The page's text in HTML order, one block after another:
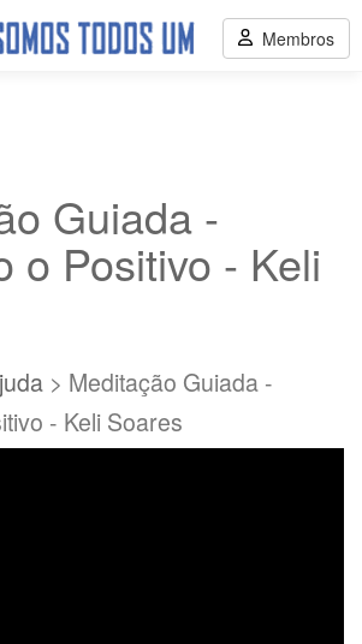
Guiada -
o Positivo - Keli
> Meditação Guiada -
- Keli Soares
Membros